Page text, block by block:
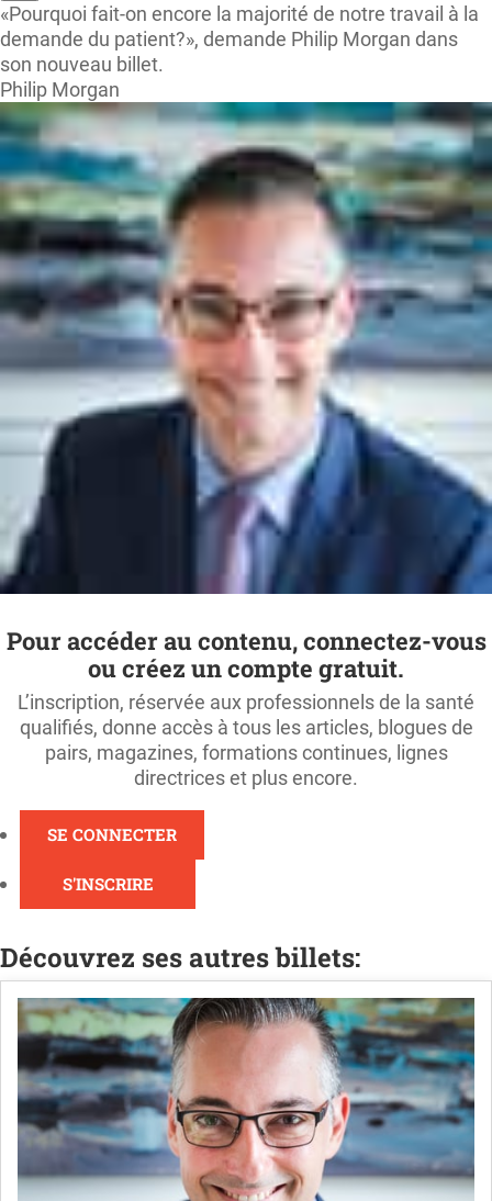
«Pourquoi fait-on encore la majorité de notre travail à la
demande du patient?», demande Philip Morgan dans
son nouveau billet.
Philip Morgan
Pour accéder au contenu, connectez-vous
ou créez un compte gratuit.
L’inscription, réservée aux professionnels de la santé
qualifiés, donne accès à tous les articles, blogues de
pairs, magazines, formations continues, lignes
directrices et plus encore.
SE CONNECTER
S'INSCRIRE
Découvrez ses autres billets: